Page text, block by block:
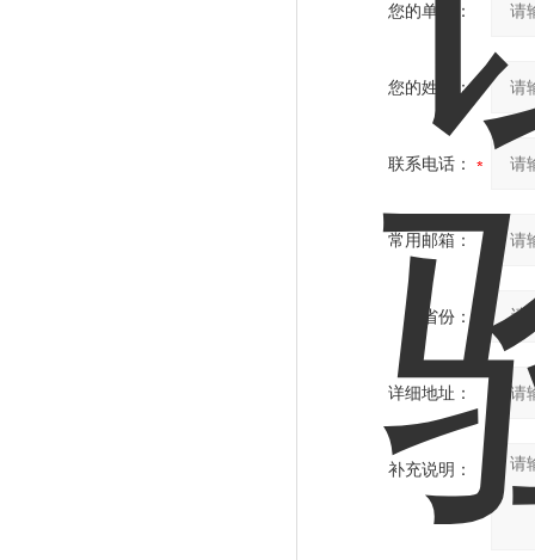
您的单位：
您的姓名：
联系电话：
常用邮箱：
省份：
详细地址：
补充说明：